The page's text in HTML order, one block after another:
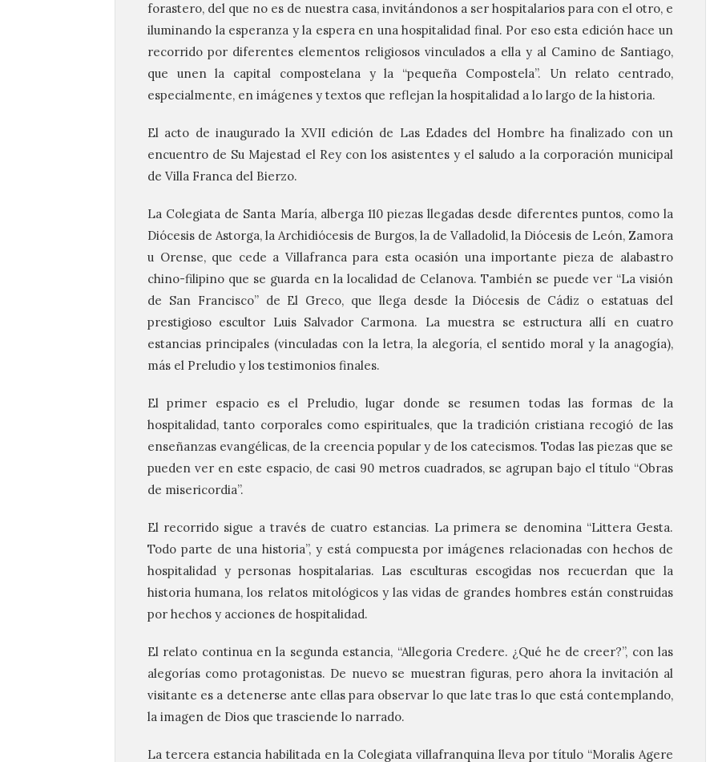
forastero, del que no es de nuestra casa, invitándonos a ser hospitalarios para con el otro, e
iluminando la esperanza y la espera en una hospitalidad final. Por eso esta edición hace un
recorrido por diferentes elementos religiosos vinculados a ella y al Camino de Santiago,
que unen la capital compostelana y la “pequeña Compostela”. Un relato centrado,
especialmente, en imágenes y textos que reflejan la hospitalidad a lo largo de la historia.
El acto de inaugurado la XVII edición de Las Edades del Hombre ha finalizado con un
encuentro de Su Majestad el Rey con los asistentes y el saludo a la corporación municipal
de Villa Franca del Bierzo.
La Colegiata de Santa María, alberga 110 piezas llegadas desde diferentes puntos, como la
Diócesis de Astorga, la Archidiócesis de Burgos, la de Valladolid, la Diócesis de León, Zamora
u Orense, que cede a Villafranca para esta ocasión una importante pieza de alabastro
chino-filipino que se guarda en la localidad de Celanova. También se puede ver “La visión
de San Francisco” de El Greco, que llega desde la Diócesis de Cádiz o estatuas del
prestigioso escultor Luis Salvador Carmona. La muestra se estructura allí en cuatro
estancias principales (vinculadas con la letra, la alegoría, el sentido moral y la anagogía),
más el Preludio y los testimonios finales.
El primer espacio es el Preludio, lugar donde se resumen todas las formas de la
hospitalidad, tanto corporales como espirituales, que la tradición cristiana recogió de las
enseñanzas evangélicas, de la creencia popular y de los catecismos. Todas las piezas que se
pueden ver en este espacio, de casi 90 metros cuadrados, se agrupan bajo el título “Obras
de misericordia”.
El recorrido sigue a través de cuatro estancias. La primera se denomina “Littera Gesta.
Todo parte de una historia”, y está compuesta por imágenes relacionadas con hechos de
hospitalidad y personas hospitalarias. Las esculturas escogidas nos recuerdan que la
historia humana, los relatos mitológicos y las vidas de grandes hombres están construidas
por hechos y acciones de hospitalidad.
El relato continua en la segunda estancia, “Allegoria Credere. ¿Qué he de creer?”, con las
alegorías como protagonistas. De nuevo se muestran figuras, pero ahora la invitación al
visitante es a detenerse ante ellas para observar lo que late tras lo que está contemplando,
la imagen de Dios que trasciende lo narrado.
La tercera estancia habilitada en la Colegiata villafranquina lleva por título “Moralis Agere